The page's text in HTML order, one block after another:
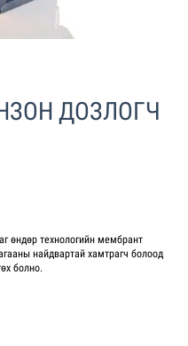
ДОЗЛОГЧ
өндөр технологийн мембрант
найдвартай хамтрагч болоод
болно.